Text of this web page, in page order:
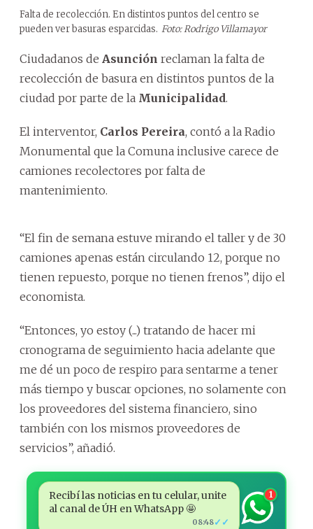
Falta de recolección. En distintos puntos del centro se
pueden ver basuras esparcidas. Foto: Rodrigo Villamayor
Ciudadanos de Asunción reclaman la falta de
recolección de basura en distintos puntos de la
ciudad por parte de la Municipalidad.
El interventor, Carlos Pereira, contó a la Radio
Monumental que la Comuna inclusive carece de
camiones recolectores por falta de
mantenimiento.
“El fin de semana estuve mirando el taller y de 30
camiones apenas están circulando 12, porque no
tienen repuesto, porque no tienen frenos”, dijo el
economista.
“Entonces, yo estoy (...) tratando de hacer mi
cronograma de seguimiento hacia adelante que
me dé un poco de respiro para sentarme a tener
más tiempo y buscar opciones, no solamente con
los proveedores del sistema financiero, sino
también con los mismos proveedores de
servicios”, añadió.
Recibí las noticias en tu celular, unite
al canal de ÚH en WhatsApp 🤩
08:48✓✓
1